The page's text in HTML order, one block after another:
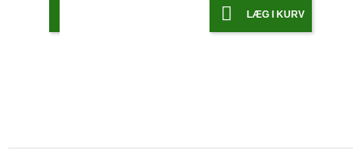
 LÆG I KURV